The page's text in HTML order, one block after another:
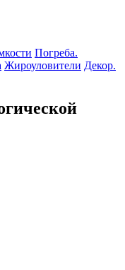
Погреба.
Жироуловители Декор.